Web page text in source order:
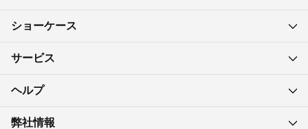
ショーケース
サービス
ヘルプ
弊社情報